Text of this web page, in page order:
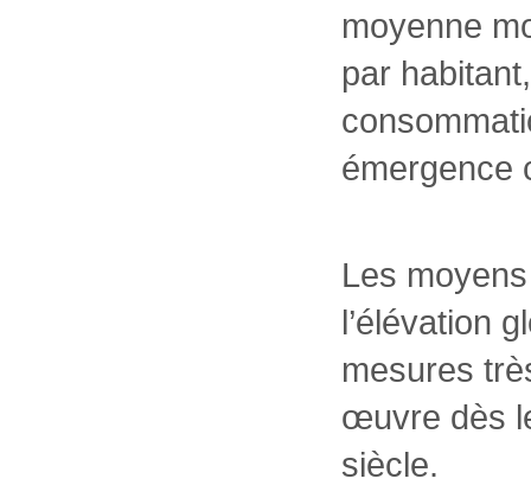
moyenne
par
émergence
Les
l’élévation
mesures
œuvre dès
siècle.